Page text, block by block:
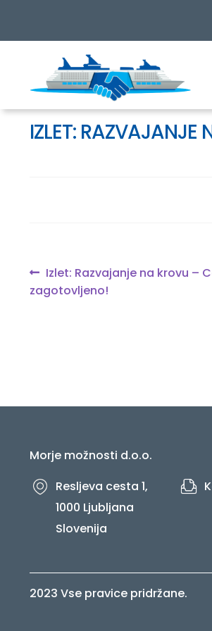
Skip
navigation
Skip
content
IZLET: RAZVAJANJE
Navigacija
prispevka
Previous
post:
Izlet: Razvajanje na krovu –
zagotovljeno!
Morje možnosti d.o.o.
Resljeva cesta 1,
1000 Ljubljana
Slovenija
2023 Vse pravice pridržane.